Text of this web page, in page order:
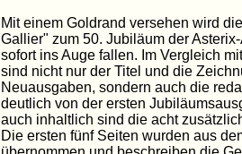
Mit einem Goldrand versehen wird
Gallier" zum 50. Jubiläum der
sofort ins Auge fallen. Im Vergleich
sind nicht nur der Titel und die
Neuausgaben, sondern auch die
deutlich von der ersten
auch inhaltlich sind die acht
Die ersten fünf Seiten wurden aus